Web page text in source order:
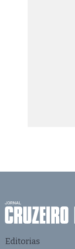
Editorias